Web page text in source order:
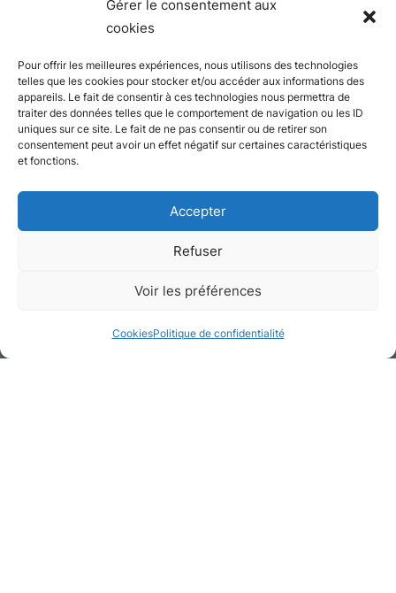
Gérer le consentement aux
cookies
Pour offrir les meilleures expériences, nous utilisons des technologies
telles que les cookies pour stocker et/ou accéder aux informations des
appareils. Le fait de consentir à ces technologies nous permettra de
traiter des données telles que le comportement de navigation ou les ID
uniques sur ce site. Le fait de ne pas consentir ou de retirer son
consentement peut avoir un effet négatif sur certaines caractéristiques
et fonctions.
Accepter
Refuser
Voir les préférences
CookiesPolitique de confidentialité